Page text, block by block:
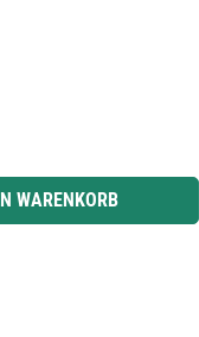
benutze die Schaltflächen
WARENKORB